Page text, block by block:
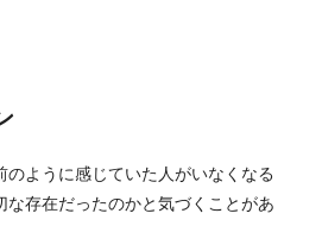
のように感じていた人がいなくなる
な存在だったのかと気づくことがあ